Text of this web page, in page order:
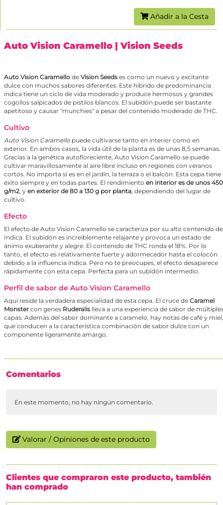
Añadir a la Cesta
Auto Vision Caramello | Vision Seeds
Auto Vision Caramello de Vision Seeds es como un nuevo y excitante
dulce con muchos sabores diferentes. Este híbrido de predominancia
índica tiene un ciclo de vida moderado y produce hermosos y grandes
cogollos salpicados de pistilos blancos. El subidón puede ser bastante
apetitoso y causar "munchies" a pesar del contenido moderado de THC.
Cultivo
Auto Vision Caramello puede cultivarse tanto en interior como en
exterior. En ambos casos, la vida útil de la planta es de unas 8,5 semanas.
Gracias a la genética autofloreciente, Auto Vision Caramello se puede
cultivar maravillosamente al aire libre incluso en regiones con veranos
cortos. No importa si es en el jardín, la terraza o el balcón. Esta cepa tiene
éxito siempre y en todas partes. El rendimiento en interior es de unos 450
g/m2, y en exterior de 80 a 130 g por planta, dependiendo del lugar de
cultivo.
Efecto
El efecto de Auto Vision Caramello se caracteriza por su alto contenido de
Indica. El subidón es increíblemente relajante y provoca un estado de
ánimo exuberante y alegre. El contenido de THC ronda el 18%. Por lo
tanto, el efecto es relativamente fuerte y adormecedor hasta el colocón
debido a la influencia índica. Pero no te preocupes, el efecto desaparece
rápidamente con esta cepa. Perfecta para un subidón intermedio.
Perfil de sabor de Auto Vision Caramello
Aquí reside la verdadera especialidad de esta cepa. El cruce de Caramel
Monster con genes Ruderalis lleva a una experiencia de sabor de
capas. Además del sabor dominante a caramelo, hay notas de café y miel,
que conducen a la característica combinación de sabor dulce con un
componente ligeramente amargo.
Comentarios
En este momento, no hay ningún comentario.
Valorar / Opiniones de este producto
Clientes que compraron este producto, también
han comprado